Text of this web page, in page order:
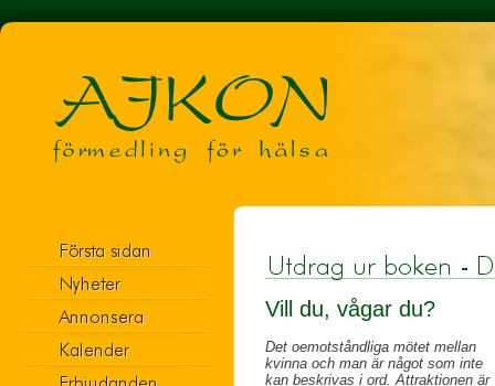
Vill du, vågar du?
Det oemotståndliga mötet mellan
kvinna och man är något som inte
kan beskrivas i ord. Attraktionen är